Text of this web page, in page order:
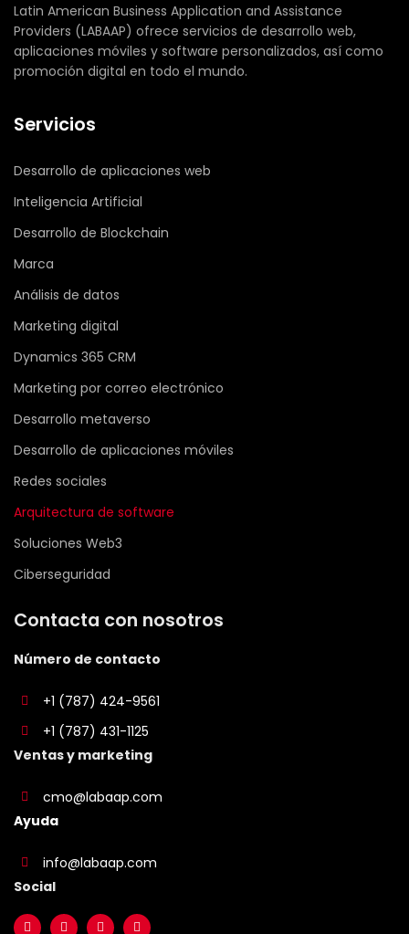
Latin American Business Application and Assistance
Providers (LABAAP) ofrece servicios de desarrollo web,
aplicaciones móviles y software personalizados, así como
promoción digital en todo el mundo.
Servicios
Desarrollo de aplicaciones web
Inteligencia Artificial
Desarrollo de Blockchain
Marca
Análisis de datos
Marketing digital
Dynamics 365 CRM
Marketing por correo electrónico
Desarrollo metaverso
Desarrollo de aplicaciones móviles
Redes sociales
Arquitectura de software
Soluciones Web3
Ciberseguridad
Contacta con nosotros
Número de contacto
+1 (787) 424-9561
+1 (787) 431-1125
Ventas y marketing
cmo@labaap.com
Ayuda
info@labaap.com
Social